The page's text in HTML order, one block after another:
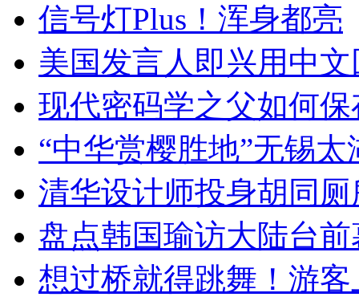
信号灯Plus！浑身都亮
美国发言人即兴用中
现代密码学之父如何
“中华赏樱胜地”无锡
清华设计师投身胡同
盘点韩国瑜访大陆台
想过桥就得跳舞！游客